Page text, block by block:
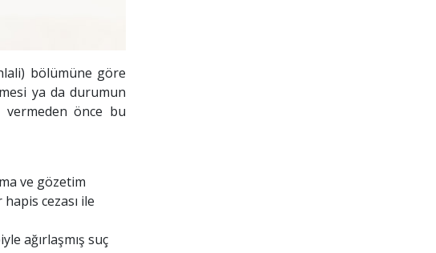
bölümüne göre
ya da durumun
vermeden önce bu
ve gözetim
cezası ile
ağırlaşmış suç